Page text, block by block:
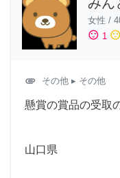
女性 /
sentiment_satisfied 1 sentiment_neutral
attachment その他 ▸ その他
懸賞の賞品の受取
山口県